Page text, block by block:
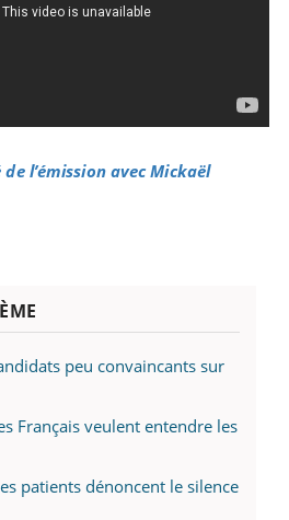
l’émission avec Mickaël
peu convaincants sur
Français veulent entendre les
patients dénoncent le silence